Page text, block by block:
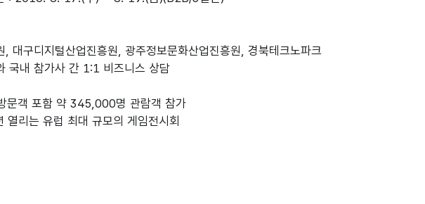
대구디지털산업진흥원, 광주정보문화산업진흥원, 경북테크노파크
국내 참가사 간 1:1 비즈니스 상담
객 포함 약 345,000명 관람객 참가
리는 유럽 최대 규모의 게임전시회